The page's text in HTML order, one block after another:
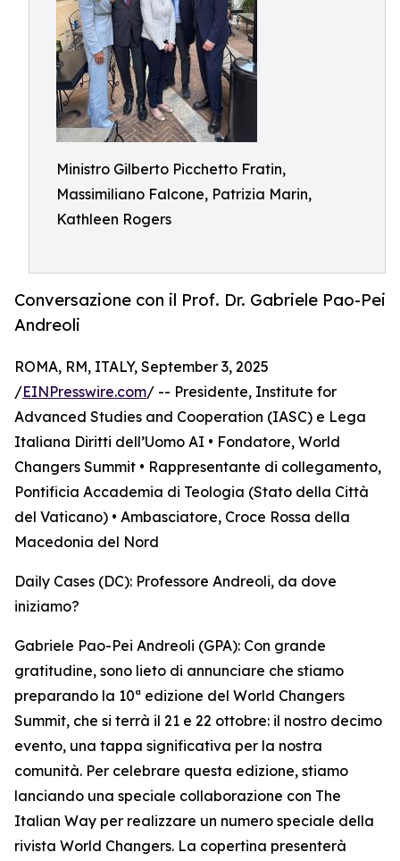
Ministro Gilberto Picchetto Fratin,
Massimiliano Falcone, Patrizia Marin,
Kathleen Rogers
Conversazione con il Prof. Dr. Gabriele Pao-Pei
Andreoli
ROMA, RM, ITALY, September 3, 2025
/EINPresswire.com/ -- Presidente, Institute for
Advanced Studies and Cooperation (IASC) e Lega
Italiana Diritti dell’Uomo AI • Fondatore, World
Changers Summit • Rappresentante di collegamento,
Pontificia Accademia di Teologia (Stato della Città
del Vaticano) • Ambasciatore, Croce Rossa della
Macedonia del Nord
Daily Cases (DC): Professore Andreoli, da dove
iniziamo?
Gabriele Pao-Pei Andreoli (GPA): Con grande
gratitudine, sono lieto di annunciare che stiamo
preparando la 10ª edizione del World Changers
Summit, che si terrà il 21 e 22 ottobre: il nostro decimo
evento, una tappa significativa per la nostra
comunità. Per celebrare questa edizione, stiamo
lanciando una speciale collaborazione con The
Italian Way per realizzare un numero speciale della
rivista World Changers. La copertina presenterà